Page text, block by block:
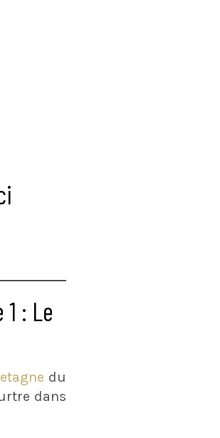
: Le
du
dans